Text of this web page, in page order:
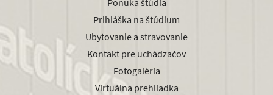
Ponuka štúdia
Prihláška na štúdium
Ubytovanie a stravovanie
Kontakt pre uchádzačov
Fotogaléria
Virtuálna prehliadka